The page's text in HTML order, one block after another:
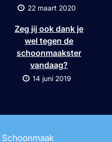
22 maart 2020
Zeg jij ook dank je
wel tegen de
schoonmaakster
vandaag?
14 juni 2019